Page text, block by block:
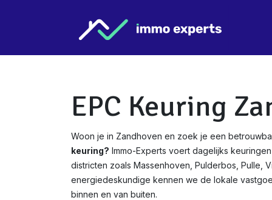
EPC Keuring
Woon je in Zandhoven en zoek je een
keuring? Immo-Experts voert dagelijks
districten zoals Massenhoven, Pulderbos, Pulle,
energiedeskundige kennen we de lokale
binnen en van buiten.